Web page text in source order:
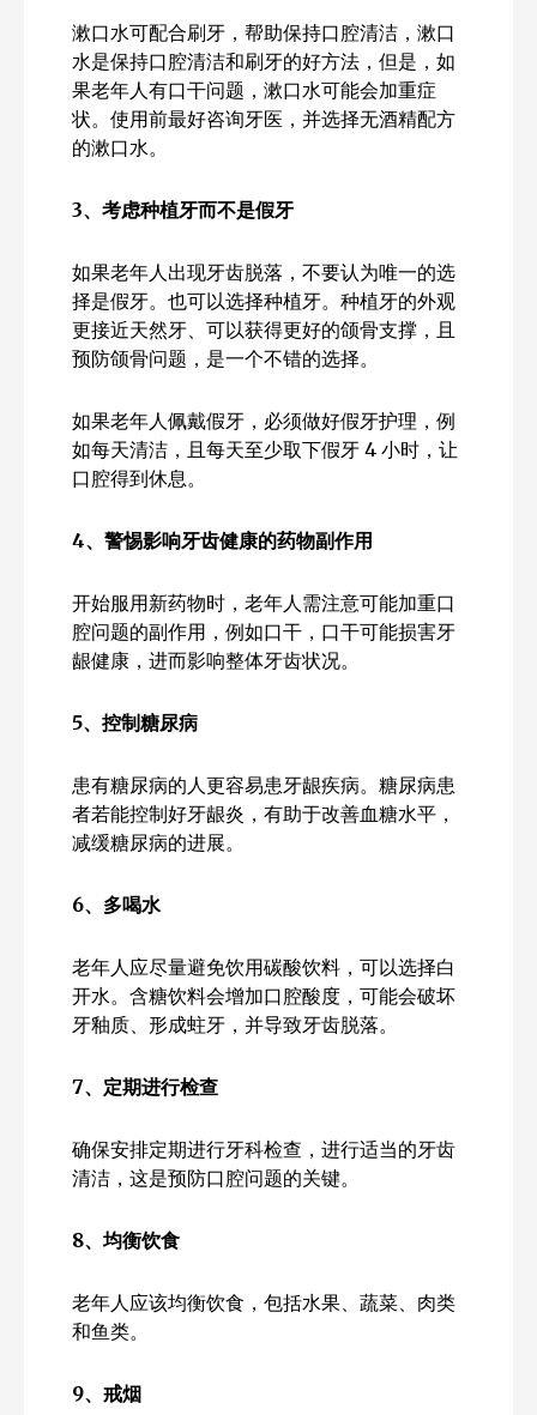
漱口水可配合刷牙，帮助保持口腔清洁，漱口
水是保持口腔清洁和刷牙的好方法，但是，如
果老年人有口干问题，漱口水可能会加重症
状。使用前最好咨询牙医，并选择无酒精配方
的漱口水。
3、考虑种植牙而不是假牙
如果老年人出现牙齿脱落，不要认为唯一的选
择是假牙。也可以选择种植牙。种植牙的外观
更接近天然牙、可以获得更好的颌骨支撑，且
预防颌骨问题，是一个不错的选择。
如果老年人佩戴假牙，必须做好假牙护理，例
如每天清洁，且每天至少取下假牙 4 小时，让
口腔得到休息。
4、警惕影响牙齿健康的药物副作用
开始服用新药物时，老年人需注意可能加重口
腔问题的副作用，例如口干，口干可能损害牙
龈健康，进而影响整体牙齿状况。
5、控制糖尿病
患有糖尿病的人更容易患牙龈疾病。糖尿病患
者若能控制好牙龈炎，有助于改善血糖水平，
减缓糖尿病的进展。
6、多喝水
老年人应尽量避免饮用碳酸饮料，可以选择白
开水。含糖饮料会增加口腔酸度，可能会破坏
牙釉质、形成蛀牙，并导致牙齿脱落。
7、定期进行检查
确保安排定期进行牙科检查，进行适当的牙齿
清洁，这是预防口腔问题的关键。
8、均衡饮食
老年人应该均衡饮食，包括水果、蔬菜、肉类
和鱼类。
9、戒烟